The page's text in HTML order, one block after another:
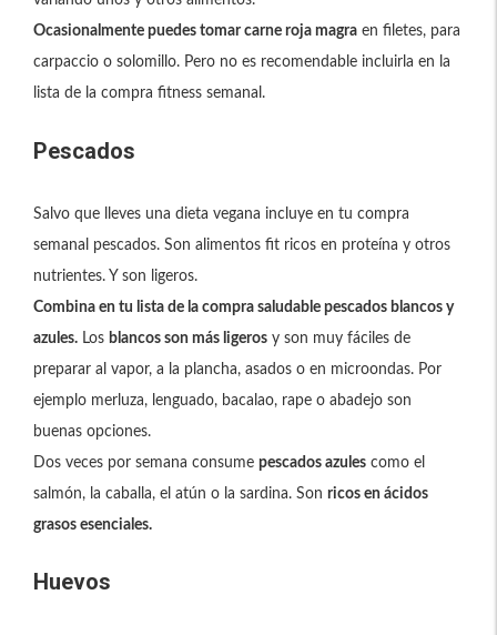
Ocasionalmente puedes tomar carne roja magra en filetes, para
carpaccio o solomillo. Pero no es recomendable incluirla en la
lista de la compra fitness semanal.
Pescados
Salvo que lleves una dieta vegana incluye en tu compra
semanal pescados. Son alimentos fit ricos en proteína y otros
nutrientes. Y son ligeros.
Combina en tu lista de la compra saludable pescados blancos y
azules. Los blancos son más ligeros y son muy fáciles de
preparar al vapor, a la plancha, asados o en microondas. Por
ejemplo merluza, lenguado, bacalao, rape o abadejo son
buenas opciones.
Dos veces por semana consume pescados azules como el
salmón, la caballa, el atún o la sardina. Son ricos en ácidos
grasos esenciales.
Huevos